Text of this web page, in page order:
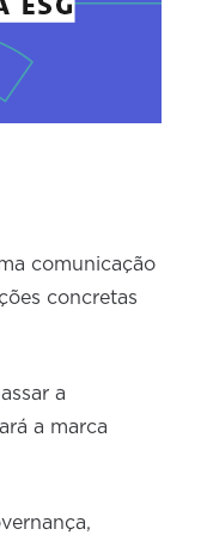
comunicação
concretas
a
a marca